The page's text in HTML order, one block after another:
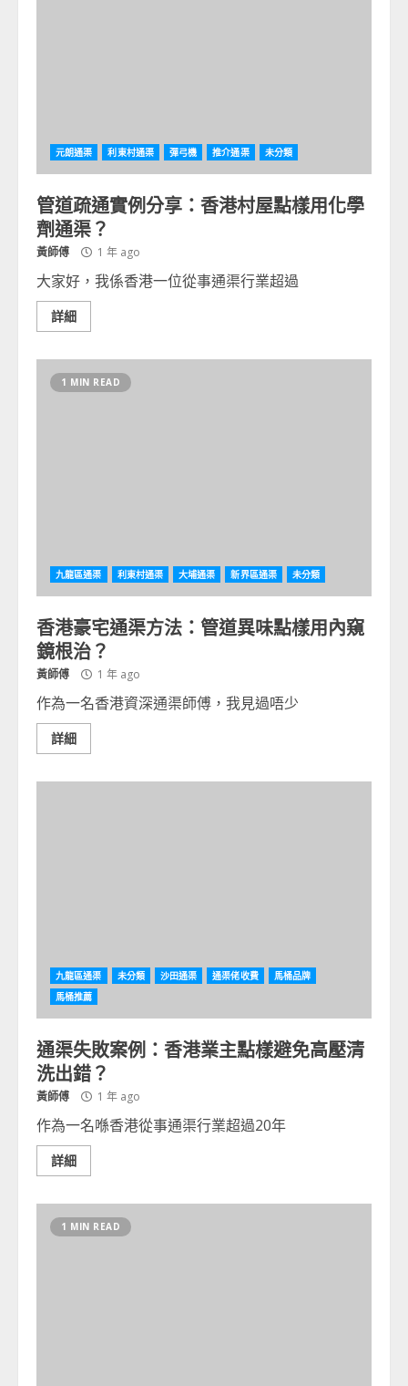
元朗通渠 利東村通渠 彈弓機 推介通渠 未分類
管道疏通實例分享：香港村屋點樣用化學
劑通渠？
黃師傅 1 年 ago
大家好，我係香港一位從事通渠行業超過
詳細
1 MIN READ
九龍區通渠 利東村通渠 大埔通渠 新界區通渠 未分類
香港豪宅通渠方法：管道異味點樣用內窺
鏡根治？
黃師傅 1 年 ago
作為一名香港資深通渠師傅，我見過唔少
詳細
九龍區通渠 未分類 沙田通渠 通渠佬收費
馬桶品牌
馬桶推薦
通渠失敗案例：香港業主點樣避免高壓清
洗出錯？
黃師傅 1 年 ago
作為一名喺香港從事通渠行業超過20年
詳細
1 MIN READ